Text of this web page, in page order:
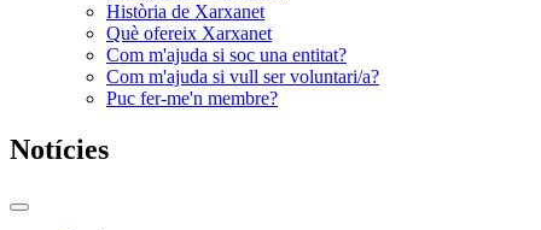
Història de Xarxanet
Què ofereix Xarxanet
Com m'ajuda si soc una entitat?
Com m'ajuda si vull ser voluntari/a?
Puc fer-me'n membre?
Notícies
Commutador